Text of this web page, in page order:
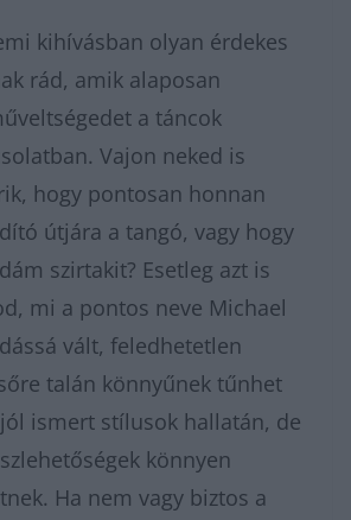
kihívásban olyan érdekes
rád, amik alaposan
a táncok
Vajon neked is
hogy pontosan honnan
útjára a tangó, vagy hogy
szirtakit? Esetleg azt is
mi a pontos neve Michael
vált, feledhetetlen
talán könnyűnek tűnhet
ismert stílusok hallatán, de
könnyen
Ha nem vagy biztos a